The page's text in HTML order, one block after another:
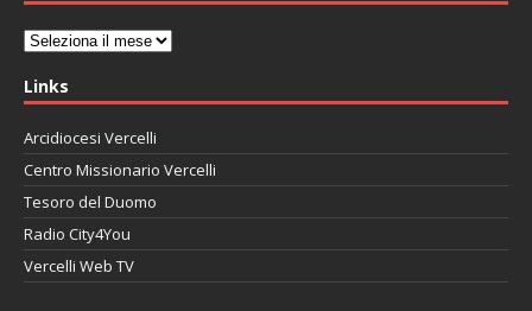
Archivi
Links
Arcidiocesi Vercelli
Centro Missionario Vercelli
Tesoro del Duomo
Radio City4You
Vercelli Web TV